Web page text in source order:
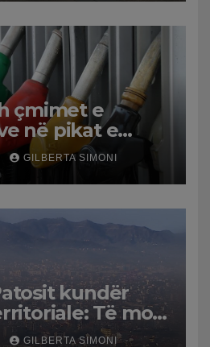
çmimet e
në pikat e
në Lushnjë.
Lindjen e
naftën
në vend
GILBERTA SIMONI
kundër
Të mos
e
GILBERTA SIMONI